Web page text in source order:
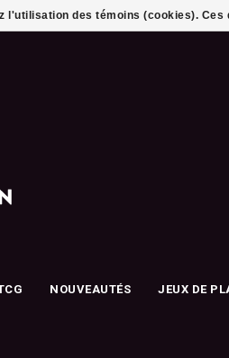
NOUVEAUTÉS JEUX DE
l'utilisation des témoins (cookies).